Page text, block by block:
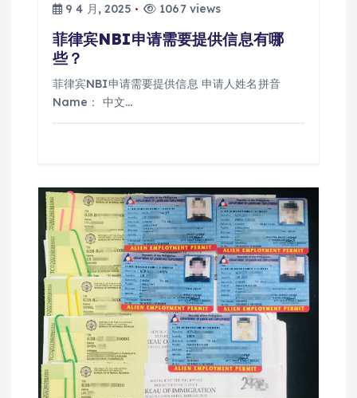
9 4 月, 2025
1067 views
菲律宾NBI申请需要提供信息有哪
些？
菲律宾NBI申请需要提供信息 申请人姓名拼音
Name： 中文…